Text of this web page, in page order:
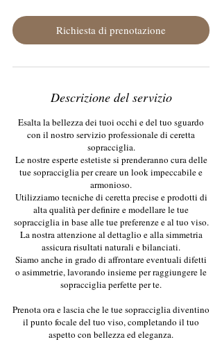
i
u
Richiesta di prenotazione
Descrizione del servizio
Esalta la bellezza dei tuoi occhi e del tuo sguardo
con il nostro servizio professionale di ceretta
sopracciglia.
Le nostre esperte estetiste si prenderanno cura delle
tue sopracciglia per creare un look impeccabile e
armonioso.
Utilizziamo tecniche di ceretta precise e prodotti di
alta qualità per definire e modellare le tue
sopracciglia in base alle tue preferenze e al tuo viso.
La nostra attenzione al dettaglio e alla simmetria
assicura risultati naturali e bilanciati.
Siamo anche in grado di affrontare eventuali difetti
o asimmetrie, lavorando insieme per raggiungere le
sopracciglia perfette per te.
Prenota ora e lascia che le tue sopracciglia diventino
il punto focale del tuo viso, completando il tuo
aspetto con bellezza ed eleganza.